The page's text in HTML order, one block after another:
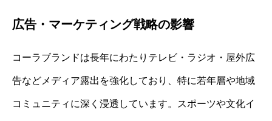
広告・マーケティング戦略の影響
コーラブランドは長年にわたりテレビ・ラジオ・屋外広
告などメディア露出を強化しており、特に若年層や地域
コミュニティに深く浸透しています。スポーツや文化イ